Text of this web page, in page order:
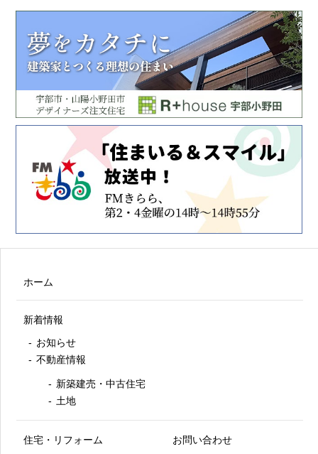
ホーム
新着情報
お知らせ
不動産情報
新築建売・中古住宅
土地
住宅・リフォーム
お問い合わせ